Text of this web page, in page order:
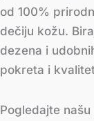
od 100%
dečiju kožu.
dezena i
pokreta i
Pogledajte